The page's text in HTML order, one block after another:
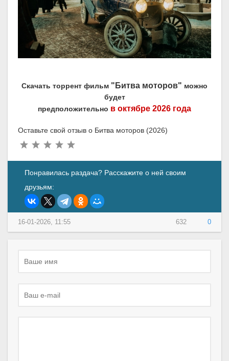
Скачать торрент фильм "Битва моторов" можно
будет
предположительно в октябре 2026 года
Оставьте свой отзыв о Битва моторов (2026)
Понравилась раздача? Расскажите о ней своим
друзьям:
632 0
16-01-2026, 11:55